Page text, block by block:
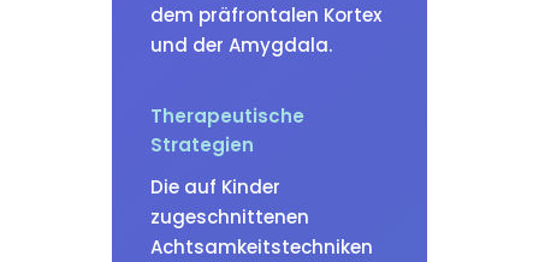
dem präfrontalen Kortex
und der Amygdala.
Therapeutische
Strategien
Die auf Kinder
zugeschnittenen
Achtsamkeitstechniken